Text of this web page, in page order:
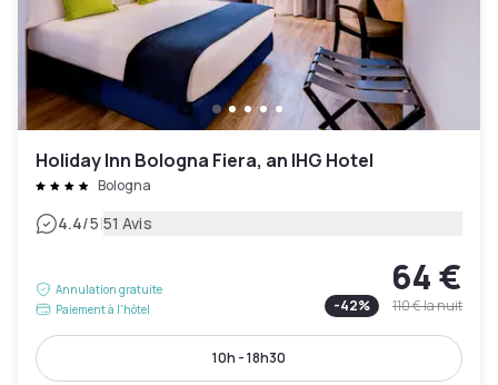
Holiday Inn Bologna Fiera, an IHG Hotel
Bologna
4.4/5|51 Avis
Annulation gratuite
Paiement à l'hôtel
64 €
-42% 110 €la nuit
10h - 18h30